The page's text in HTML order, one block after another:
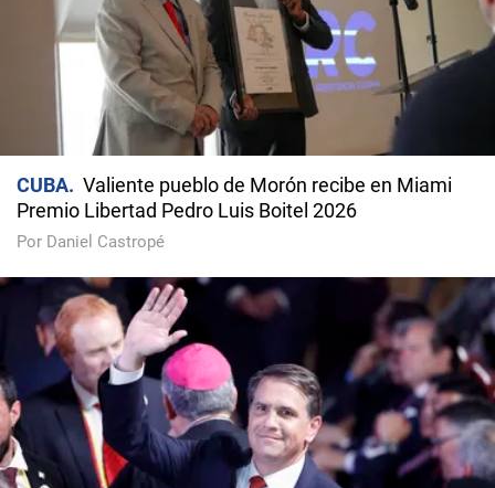
CUBA
Valiente pueblo de Morón recibe en Miami
Premio Libertad Pedro Luis Boitel 2026
Por Daniel Castropé